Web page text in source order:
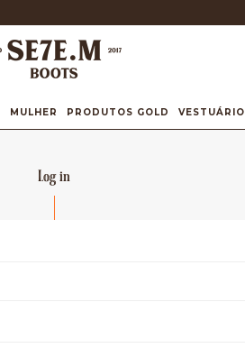
MULHER PRODUTOS GOLD VESTUÁRIO
Log in